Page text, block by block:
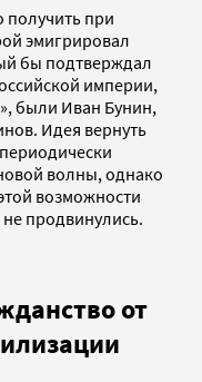
при
эмигрировал
бы подтверждал
империи,
были Иван Бунин,
Идея вернуть
волны, однако
возможности
продвинулись.
от